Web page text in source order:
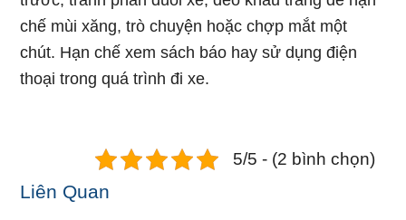
chế mùi xăng, trò chuyện hoặc chợp mắt một
chút. Hạn chế xem sách báo hay sử dụng điện
thoại trong quá trình đi xe.
5/5 - (2 bình chọn)
Liên Quan